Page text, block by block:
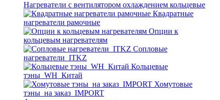
Нагреватели с вентилятором охлаждением кольцевые
Квадратные
нагреватели рамочные
Опции к
кольцевым нагревателям
Cопловые
нагреватели_ITKZ
Кольцевые
тэны_WH_Китай
Хомутовые
тэны_на заказ_IMPORT